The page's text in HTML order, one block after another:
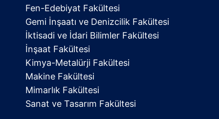
Fen-Edebiyat Fakültesi
Gemi İnşaatı ve Denizcilik Fakültesi
İktisadi ve İdari Bilimler Fakültesi
İnşaat Fakültesi
Kimya-Metalürji Fakültesi
Makine Fakültesi
Mimarlık Fakültesi
Sanat ve Tasarım Fakültesi